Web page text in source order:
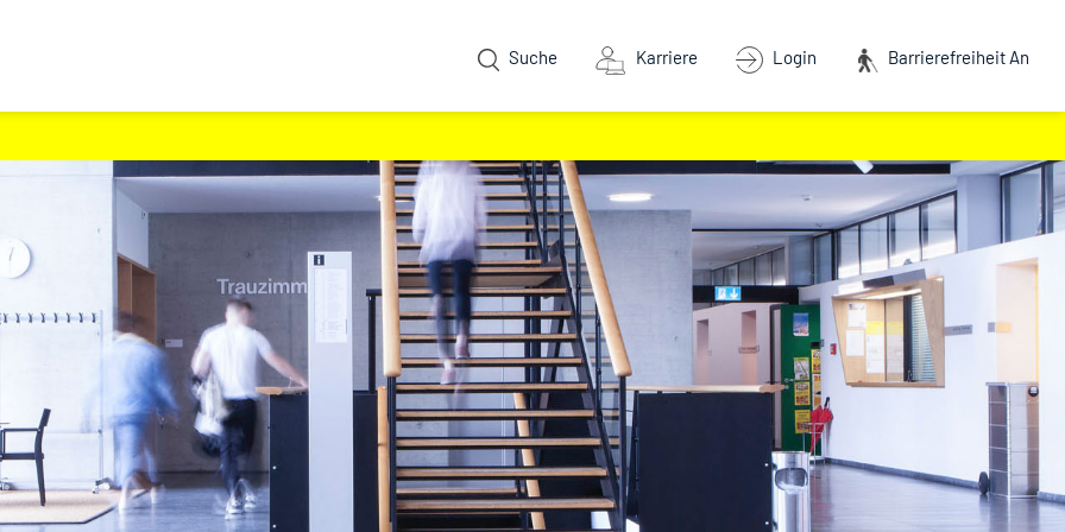
Suche Karriere Login Barrierefreiheit An